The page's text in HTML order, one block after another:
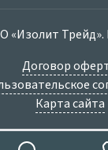
«Изолит
Договор
Карта сайта